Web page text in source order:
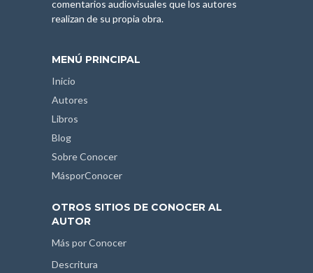
comentarios audiovisuales que los autores
realizan de su propia obra.
MENÚ PRINCIPAL
Inicio
Autores
Libros
Blog
Sobre Conocer
MásporConocer
OTROS SITIOS DE CONOCER AL
AUTOR
Más por Conocer
Descritura